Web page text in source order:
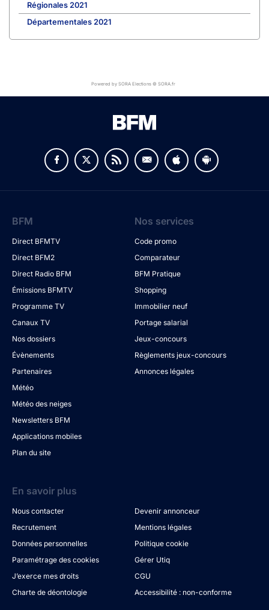
Régionales 2021
Départementales 2021
Powered by SORA Elections © SORA.fr
BFM
Direct BFMTV
Direct BFM2
Direct Radio BFM
Émissions BFMTV
Programme TV
Canaux TV
Nos dossiers
Évènements
Partenaires
Météo
Météo des neiges
Newsletters BFM
Applications mobiles
Plan du site
Nos services
Code promo
Comparateur
BFM Pratique
Shopping
Immobilier neuf
Portage salarial
Jeux-concours
Règlements jeux-concours
Annonces légales
En savoir plus
Nous contacter
Devenir annonceur
Recrutement
Mentions légales
Données personnelles
Politique cookie
Paramétrage des cookies
Gérer Utiq
J’exerce mes droits
CGU
Charte de déontologie
Accessibilité : non-conforme